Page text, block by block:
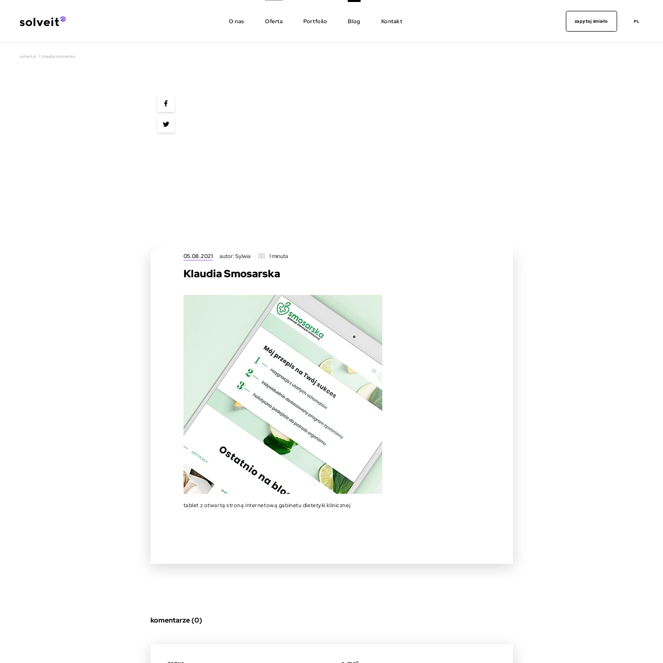
O nas Oferta Portfolio Blog Kontakt zapytaj śmiało PL
solveit.pl › klaudia smosarska
05.08.2021 autor: Sylwia 1 minuta
Klaudia Smosarska
tablet z otwartą stroną internetową gabinetu dietetyki klinicznej
komentarze (0)